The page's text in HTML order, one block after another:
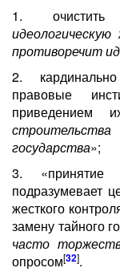
1.
противоречит
2.
правовые
приведением
государства»;
3. «принятие
подразумевает
жесткого
замену тайного
часто
опросом[32].